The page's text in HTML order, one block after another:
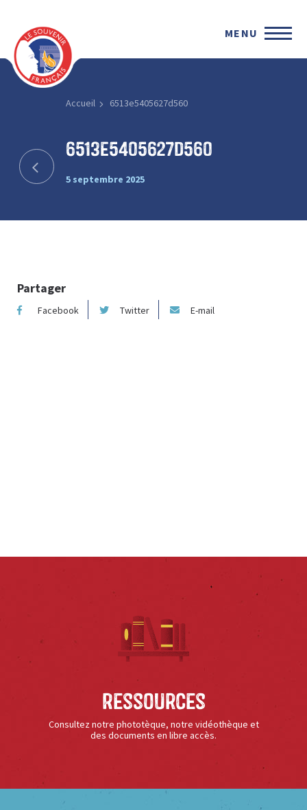
MENU
Accueil 6513e5405627d560
6513e5405627d560
5 septembre 2025
Partager
Facebook Twitter E-mail
Ressources
Consultez notre phototèque, notre vidéothèque et
des documents en libre accès.